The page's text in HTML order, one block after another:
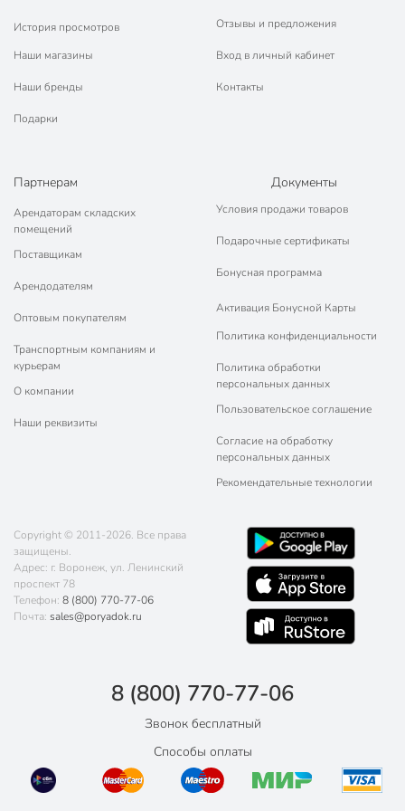
История просмотров
Наши магазины
Наши бренды
Подарки
Отзывы и предложения
Вход в личный кабинет
Контакты
Партнерам
Арендаторам складских
помещений
Поставщикам
Арендодателям
Оптовым покупателям
Транспортным компаниям и
курьерам
О компании
Наши реквизиты
Документы
Условия продажи товаров
Подарочные сертификаты
Бонусная программа
Активация Бонусной Карты
Политика конфиденциальности
Политика обработки
персональных данных
Пользовательское соглашение
Согласие на обработку
персональных данных
Рекомендательные технологии
Copyright © 2011-2026. Все права
защищены.
Адрес: г. Воронеж, ул. Ленинский
проспект 78
Телефон: 8 (800) 770-77-06
Почта: sales@poryadok.ru
8 (800) 770-77-06
Звонок бесплатный
Способы оплаты